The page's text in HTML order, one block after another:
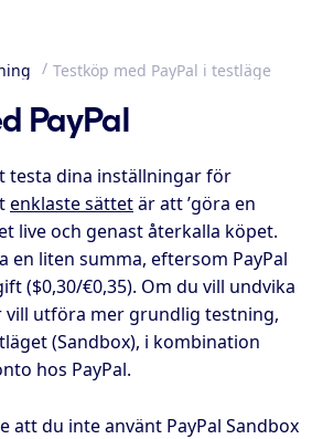
Testköp med PayPal i testläge
PayPal
testa dina inställningar för
enklaste sättetär att ’göra en
live och genast återkalla köpet.
en liten summa, eftersom PayPal
($0,30/€0,35). Om du vill undvika
vill utföra mer grundlig testning,
(Sandbox), i kombination
hos PayPal.
att du inte använt PayPal Sandbox